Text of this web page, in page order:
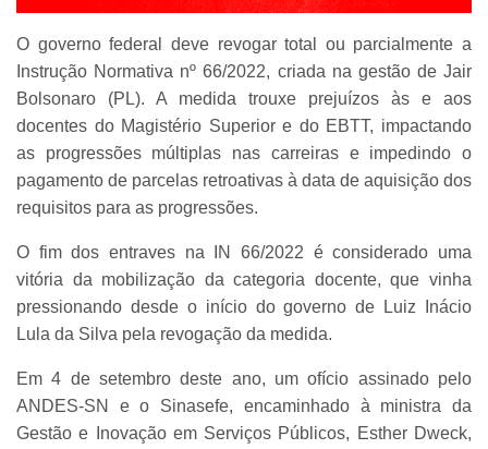
O governo federal deve revogar total ou parcialmente a
Instrução Normativa nº 66/2022, criada na gestão de Jair
Bolsonaro (PL). A medida trouxe prejuízos às e aos
docentes do Magistério Superior e do EBTT, impactando
as progressões múltiplas nas carreiras e impedindo o
pagamento de parcelas retroativas à data de aquisição dos
requisitos para as progressões.
O fim dos entraves na IN 66/2022 é considerado uma
vitória da mobilização da categoria docente, que vinha
pressionando desde o início do governo de Luiz Inácio
Lula da Silva pela revogação da medida.
Em 4 de setembro deste ano, um ofício assinado pelo
ANDES-SN e o Sinasefe, encaminhado à ministra da
Gestão e Inovação em Serviços Públicos, Esther Dweck,